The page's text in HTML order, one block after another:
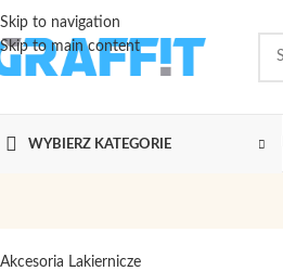
Skip to navigation
Skip to main content
WYBIERZ KATEGORIE
Akcesoria Lakiernicze